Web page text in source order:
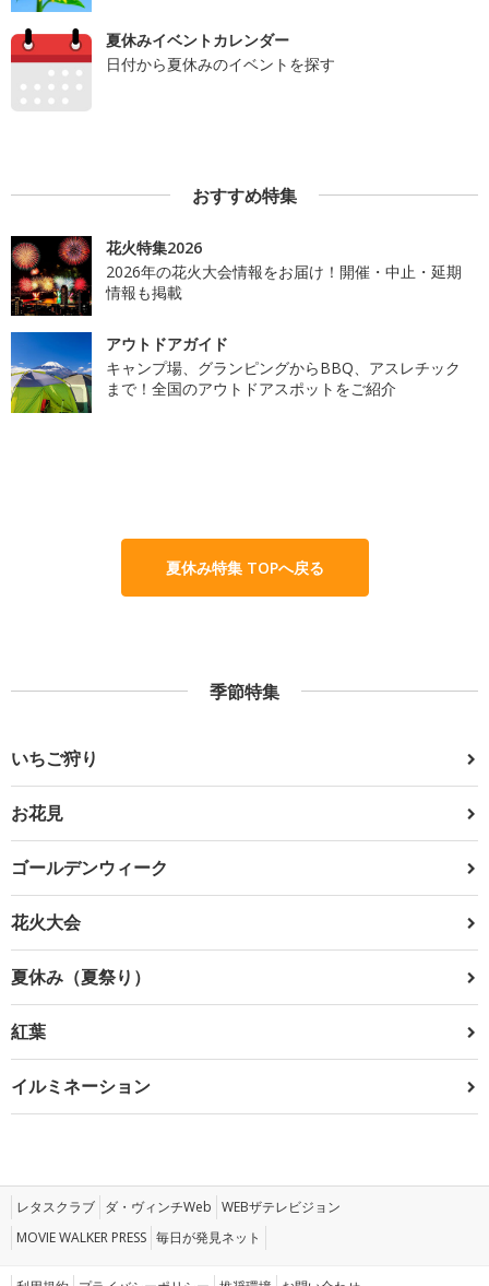
夏休みイベントカレンダー
日付から夏休みのイベントを探す
おすすめ特集
花火特集2026
2026年の花火大会情報をお届け！開催・中止・延期
情報も掲載
アウトドアガイド
キャンプ場、グランピングからBBQ、アスレチック
まで！全国のアウトドアスポットをご紹介
夏休み特集 TOPへ戻る
季節特集
いちご狩り
お花見
ゴールデンウィーク
花火大会
夏休み（夏祭り）
紅葉
イルミネーション
レタスクラブ ダ・ヴィンチWeb WEBザテレビジョン
MOVIE WALKER PRESS 毎日が発見ネット